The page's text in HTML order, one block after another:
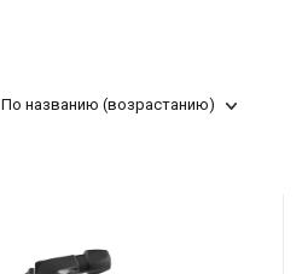
По названию (возрастанию)